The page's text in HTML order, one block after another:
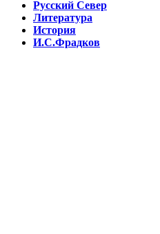
Русский Север
Литература
История
И.С.Фрадков